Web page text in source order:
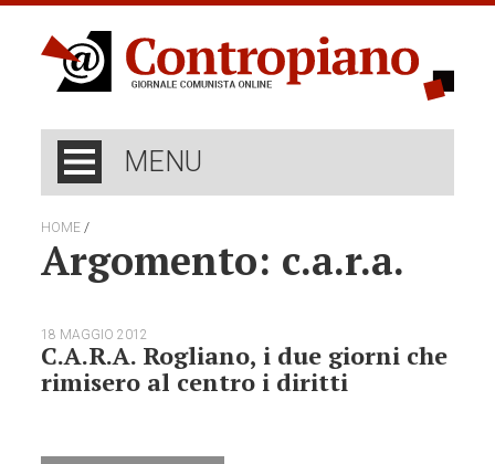
MENU
HOME /
Argomento: c.a.r.a.
18 MAGGIO 2012
C.A.R.A. Rogliano, i due giorni che
rimisero al centro i diritti